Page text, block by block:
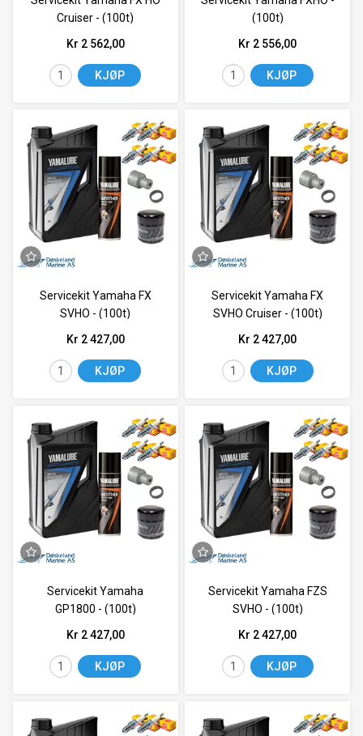
Cruiser - (100t)
Kr 2 562,00
KJØP
(100t)
Kr 2 556,00
KJØP
Servicekit Yamaha FX
SVHO - (100t)
Kr 2 427,00
KJØP
Servicekit Yamaha FX
SVHO Cruiser - (100t)
Kr 2 427,00
KJØP
Servicekit Yamaha
GP1800 - (100t)
Kr 2 427,00
KJØP
Servicekit Yamaha FZS
SVHO - (100t)
Kr 2 427,00
KJØP